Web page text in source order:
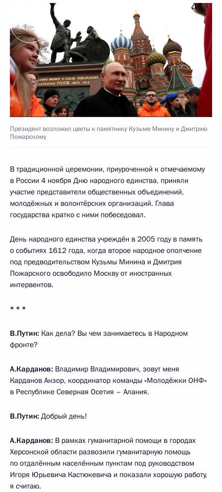
Президент возложил цветы к памятнику Кузьме Минину и Дмитрию
Пожарскому
В традиционной церемонии, приуроченной к отмечаемому
в России 4 ноября Дню народного единства, приняли
участие представители общественных объединений,
молодёжных и волонтёрских организаций. Глава
государства кратко с ними побеседовал.
День народного единства учреждён в 2005 году в память
о событиях 1612 года, когда второе народное ополчение
под предводительством Кузьмы Минина и Дмитрия
Пожарского освободило Москву от иностранных
интервентов.
* * *
В.Путин: Как дела? Вы чем занимаетесь в Народном
фронте?
А.Карданов: Владимир Владимирович, зовут меня
Карданов Анзор, координатор команды «Молодёжки ОНФ»
в Республике Северная Осетия – Алания.
В.Путин: Добрый день!
А.Карданов: В рамках гуманитарной помощи в городах
Херсонской области развозили гуманитарную помощь
по отдалённым населённым пунктам под руководством
Игоря Юрьевича Кастюкевича и показали хорошую работу,
я считаю.